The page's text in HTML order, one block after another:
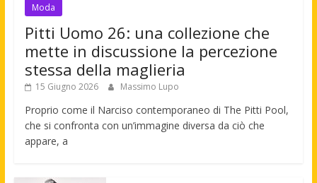
Moda
Pitti Uomo 26: una collezione che
mette in discussione la percezione
stessa della maglieria
15 Giugno 2026 Massimo Lupo
Proprio come il Narciso contemporaneo di The Pitti Pool,
che si confronta con un’immagine diversa da ciò che
appare, a